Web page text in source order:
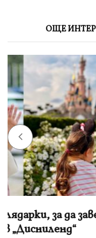
ОЩЕ
НОВИНИ
Червено ферари
на